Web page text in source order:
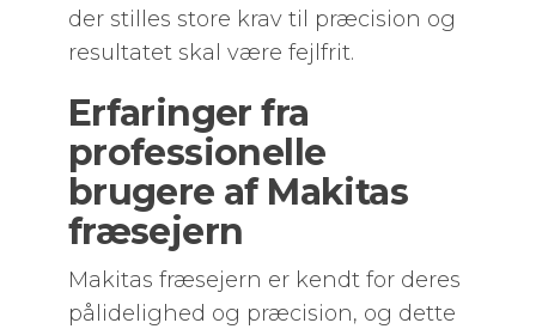
der stilles store krav til præcision og
resultatet skal være fejlfrit.
Erfaringer fra
professionelle
brugere af Makitas
fræsejern
Makitas fræsejern er kendt for deres
pålidelighed og præcision, og dette